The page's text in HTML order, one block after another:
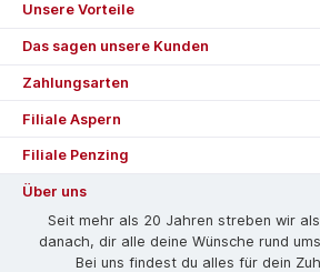
Unsere Vorteile
Das sagen unsere Kunden
Zahlungsarten
Filiale Aspern
Filiale Penzing
Über uns
Seit mehr als 20 Jahren streben wir
danach, dir alle deine Wünsche rund
Bei uns findest du alles für dein